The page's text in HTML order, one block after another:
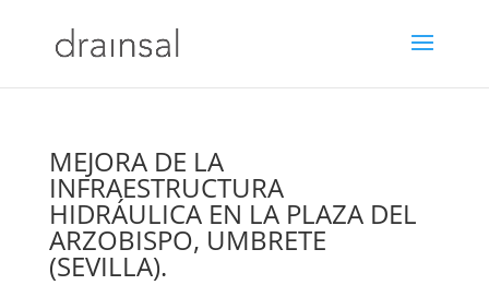
MEJORA DE LA
INFRAESTRUCTURA
HIDRÁULICA EN LA PLAZA DEL
ARZOBISPO, UMBRETE
(SEVILLA).